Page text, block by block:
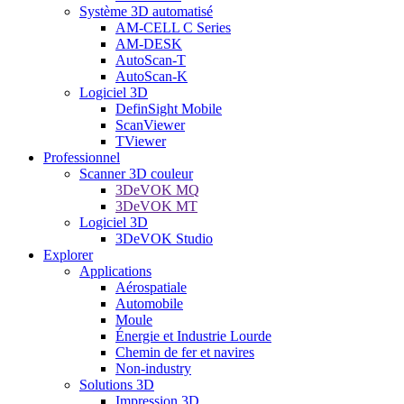
Système 3D automatisé
AM-CELL C Series
AM-DESK
AutoScan-T
AutoScan-K
Logiciel 3D
DefinSight Mobile
ScanViewer
TViewer
Professionnel
Scanner 3D couleur
3DeVOK MQ
3DeVOK MT
Logiciel 3D
3DeVOK Studio
Explorer
Applications
Aérospatiale
Automobile
Moule
Énergie et Industrie Lourde
Chemin de fer et navires
Non-industry
Solutions 3D
Impression 3D